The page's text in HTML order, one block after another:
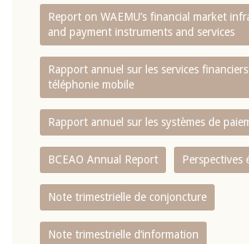
Report on WAEMU’s financial market
and payment instruments and services
Rapport annuel sur les services
téléphonie mobile
Rapport annuel sur les systèmes de
BCEAO Annual Report Perspectives
Note trimestrielle de conjoncture
Note trimestrielle d‘information